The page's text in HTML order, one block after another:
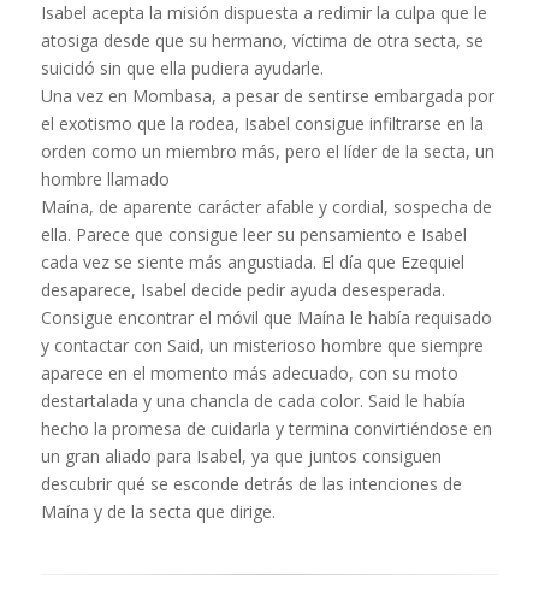
Isabel acepta la misión dispuesta a redimir la culpa que le
atosiga desde que su hermano, víctima de otra secta, se
suicidó sin que ella pudiera ayudarle.
Una vez en Mombasa, a pesar de sentirse embargada por
el exotismo que la rodea, Isabel consigue infiltrarse en la
orden como un miembro más, pero el líder de la secta, un
hombre llamado
Maína, de aparente carácter afable y cordial, sospecha de
ella. Parece que consigue leer su pensamiento e Isabel
cada vez se siente más angustiada. El día que Ezequiel
desaparece, Isabel decide pedir ayuda desesperada.
Consigue encontrar el móvil que Maína le había requisado
y contactar con Said, un misterioso hombre que siempre
aparece en el momento más adecuado, con su moto
destartalada y una chancla de cada color. Said le había
hecho la promesa de cuidarla y termina convirtiéndose en
un gran aliado para Isabel, ya que juntos consiguen
descubrir qué se esconde detrás de las intenciones de
Maína y de la secta que dirige.